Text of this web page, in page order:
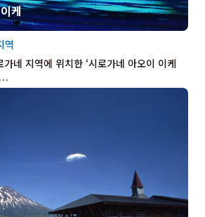
케
네 지역에 위치한 ‘시로가네 아오이 이케
…
역